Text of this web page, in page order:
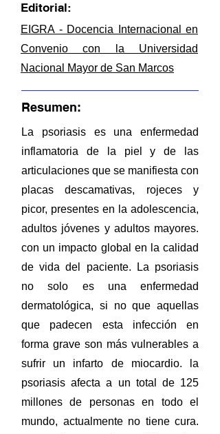
Editorial:
EIGRA - Docencia Internacional en
Convenio con la Universidad
Nacional Mayor de San Marcos
Resumen:
La psoriasis es una enfermedad
inflamatoria de la piel y de las
articulaciones que se manifiesta con
placas descamativas, rojeces y
picor, presentes en la adolescencia,
adultos jóvenes y adultos mayores.
con un impacto global en la calidad
de vida del paciente. La psoriasis
no solo es una enfermedad
dermatológica, si no que aquellas
que padecen esta infección en
forma grave son más vulnerables a
sufrir un infarto de miocardio. la
psoriasis afecta a un total de 125
millones de personas en todo el
mundo, actualmente no tiene cura.